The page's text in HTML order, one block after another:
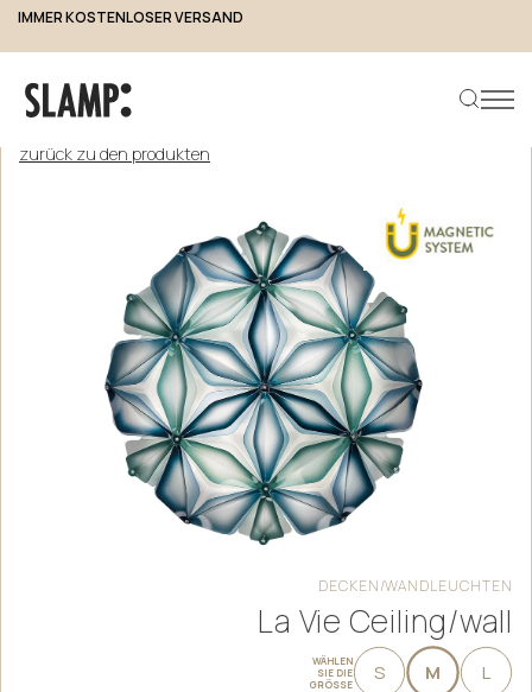
IMMER KOSTENLOSER VERSAND
Produkt suchen
zurück zu den produkten
DECKEN/WANDLEUCHTEN
La Vie Ceiling/wall
WÄHLEN
SIE DIE
GRÖSSE
S M L